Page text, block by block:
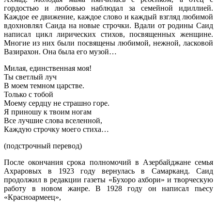
гордостью и любовью наблюдал за семейной идиллией.
Каждое ее движение, каждое слово и каждый взгляд любимой
вдохновлял Саида на новые строчки. Вдали от родины Саид
написал цикл лирических стихов, посвященных женщине.
Многие из них были посвящены любимой, нежной, ласковой
Вазирахон. Она была его музой…
Милая, единственная моя!
Ты светлый луч
В моем темном царстве.
Только с тобой
Моему сердцу не страшно горе.
Я приношу к твоим ногам
Все лучшие слова вселенной,
Каждую строчку моего стиха…
(подстрочный перевод)
После окончания срока полномочий в Азербайджане семья
Ахраровых в 1923 году вернулась в Самарканд. Саид
продолжил в редакции газеты «Бухоро ахбори» и творческую
работу в новом жанре. В 1928 году он написал пьесу
«Красноармеец»,